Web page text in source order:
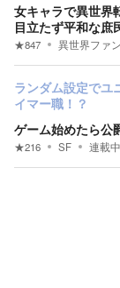
女キャラで異世界
目立たず平和な
★847 異世界ファ
ランダム設定でユ
イマー職！？
ゲーム始めたら公
★216 SF 連載中